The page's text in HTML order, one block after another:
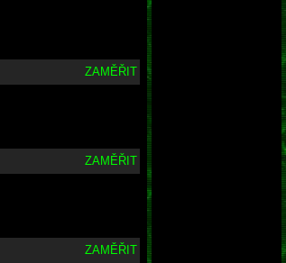
ZAMĚŘIT
ZAMĚŘIT
ZAMĚŘIT